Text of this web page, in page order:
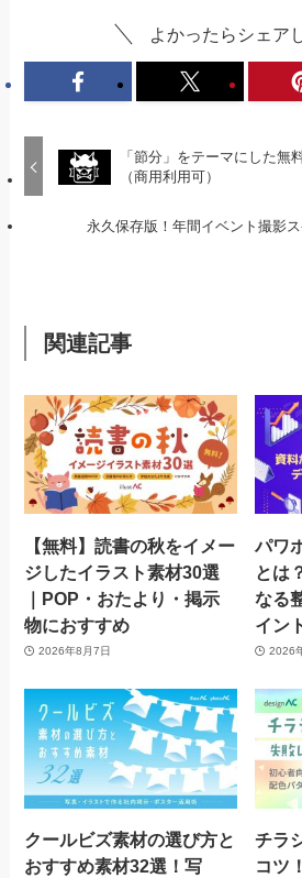
よかったらシェア
「節分」をテーマにした無
（商用利用可）
永久保存版！年間イベント撮影
関連記事
【無料】読書の秋をイメー
ジしたイラスト素材30選
｜POP・おたより・掲示
物におすすめ
2026年8月7日
パワ
とは
なる
イン
2026
クールビズ素材の選び方と
おすすめ素材32選！写
チラ
コツ